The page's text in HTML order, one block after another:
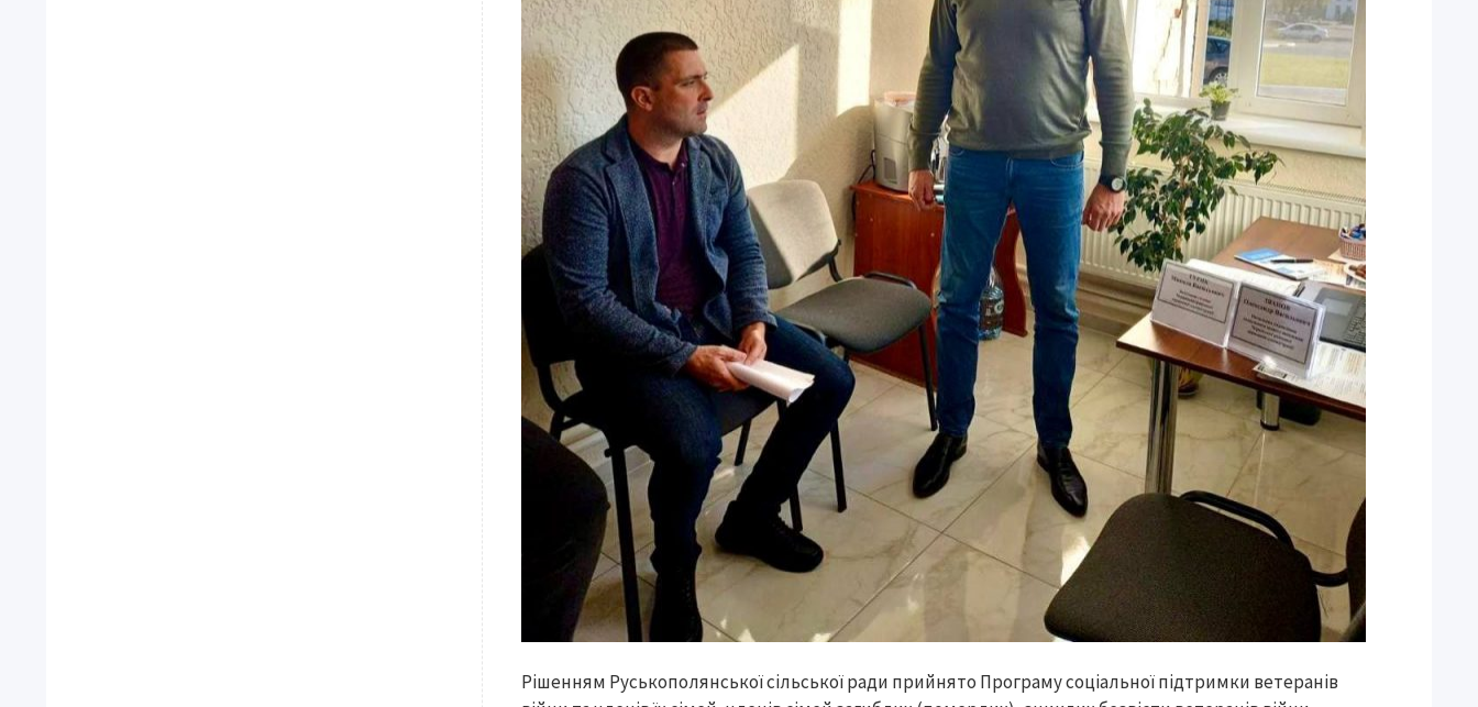
Рішенням Руськополянської сільської ради прийнято Програму соціальної підтримки ветеранів